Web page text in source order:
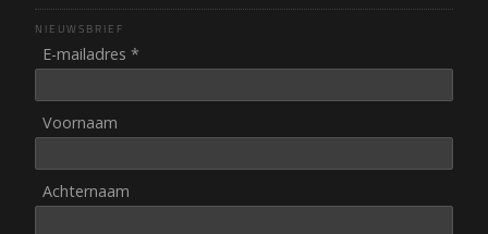
NIEUWSBRIEF
E-mailadres *
Voornaam
Achternaam